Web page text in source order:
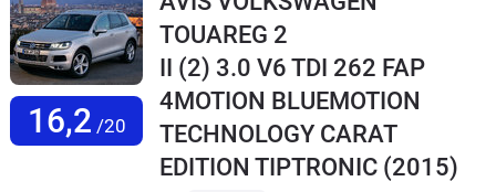
16,2 /20
TOUAREG 2
II (2) 3.0 V6 TDI 262 FAP
4MOTION BLUEMOTION
TECHNOLOGY CARAT
EDITION TIPTRONIC (2015)